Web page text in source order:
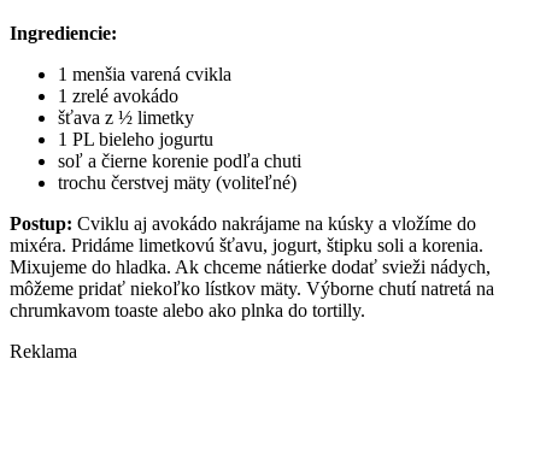
Ingrediencie:
1 menšia varená cvikla
1 zrelé avokádo
šťava z ½ limetky
1 PL bieleho jogurtu
soľ a čierne korenie podľa chuti
trochu čerstvej mäty (voliteľné)
Postup: Cviklu aj avokádo nakrájame na kúsky a vložíme do
mixéra. Pridáme limetkovú šťavu, jogurt, štipku soli a korenia.
Mixujeme do hladka. Ak chceme nátierke dodať svieži nádych,
môžeme pridať niekoľko lístkov mäty. Výborne chutí natretá na
chrumkavom toaste alebo ako plnka do tortilly.
Reklama